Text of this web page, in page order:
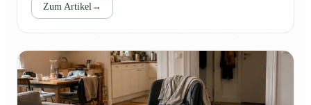
Zum Artikel →